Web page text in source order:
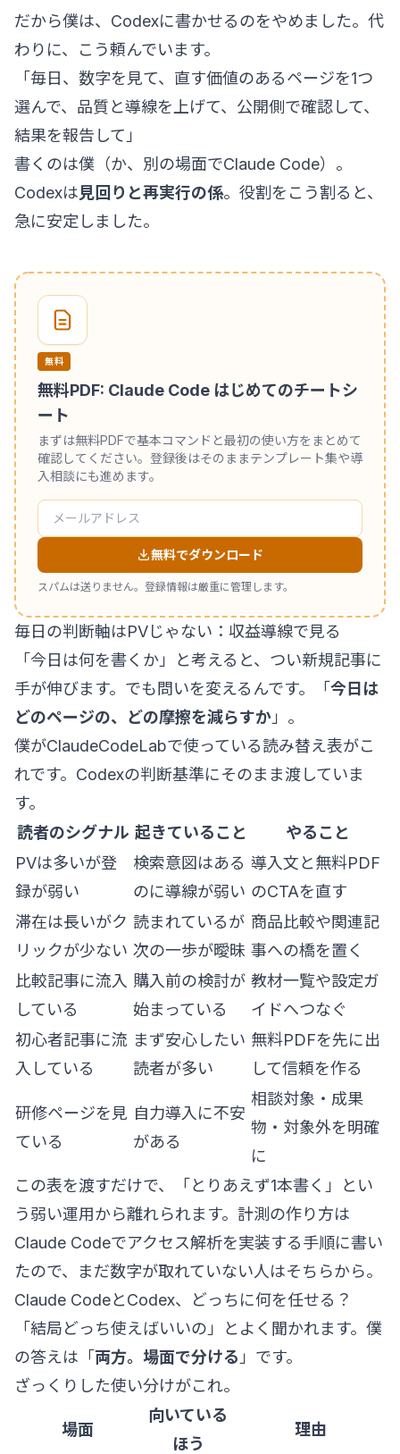
だから僕は、Codexに書かせるのをやめました。代
わりに、こう頼んでいます。
「毎日、数字を見て、直す価値のあるページを1つ
選んで、品質と導線を上げて、公開側で確認して、
結果を報告して」
書くのは僕（か、別の場面でClaude Code）。
Codexは見回りと再実行の係。役割をこう割ると、
急に安定しました。
無料
無料PDF: Claude Code はじめてのチートシ
ート
まずは無料PDFで基本コマンドと最初の使い方をまとめて
確認してください。登録後はそのままテンプレート集や導
入相談にも進めます。
無料でダウンロード
スパムは送りません。登録情報は厳重に管理します。
毎日の判断軸はPVじゃない：収益導線で見る
「今日は何を書くか」と考えると、つい新規記事に
手が伸びます。でも問いを変えるんです。「 今日は
どのページの、どの摩擦を減らすか 」。
僕がClaudeCodeLabで使っている読み替え表がこ
れです。Codexの判断基準にそのまま渡していま
す。
読者のシグナル 起きていること
やること
PVは多いが登
録が弱い
検索意図はある
のに導線が弱い
導入文と無料PDF
のCTAを直す
滞在は長いがク
リックが少ない
読まれているが
次の一歩が曖昧
商品比較や関連記
事への橋を置く
比較記事に流入
している
購入前の検討が
始まっている
教材一覧や設定ガ
イドへつなぐ
初心者記事に流
入している
まず安心したい
読者が多い
無料PDFを先に出
して信頼を作る
研修ページを見
ている
自力導入に不安
がある
相談対象・成果
物・対象外を明確
に
この表を渡すだけで、「とりあえず1本書く」とい
う弱い運用から離れられます。計測の作り方は
Claude Codeでアクセス解析を実装する手順に書い
たので、まだ数字が取れていない人はそちらから。
Claude CodeとCodex、どっちに何を任せる？
「結局どっち使えばいいの」とよく聞かれます。僕
の答えは「 両方。場面で分ける 」です。
ざっくりした使い分けがこれ。
場面
向いている
ほう
理由